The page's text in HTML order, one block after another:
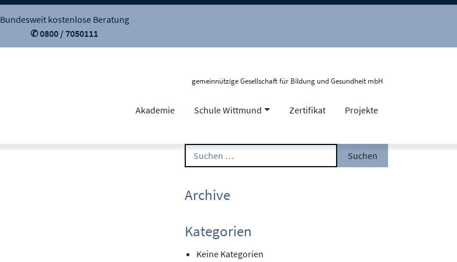
Bundesweit kostenlose Beratung
✆ 0800 / 7050111
gemeinnützige Gesellschaft für Bildung und Gesundheit mbH
Akademie Schule Wittmund Zertifikat Projekte
Archive
Kategorien
Keine Kategorien